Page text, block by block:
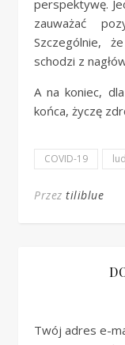
perspektywę.
zauważać
Szczególnie,
schodzi z
A na koniec,
końca, życzę
COVID-19
Przez tiliblue
Twój adres e-